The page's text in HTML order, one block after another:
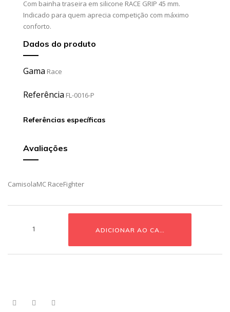
Com bainha traseira em silicone RACE GRIP 45 mm.
Indicado para quem aprecia competição com máximo
conforto.
Dados do produto
Gama Race
Referência FL-0016-P
Referências específicas
Avaliações
CamisolaMC RaceFighter
ADICIONAR AO CARRINHO